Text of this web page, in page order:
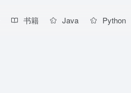
书籍 Java Python